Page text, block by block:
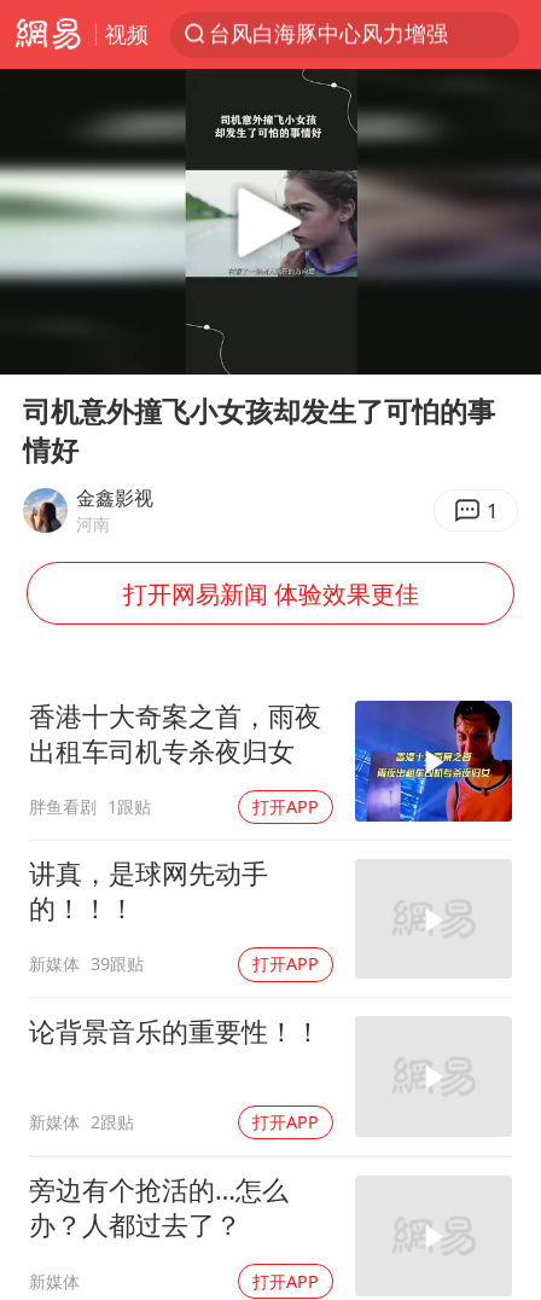
视频
台风白海豚中心风力增强
上半年我国机械工业经济运行稳中有进
向鹏0-3不敌张本智和
国防部回应日本试射“战斧”导弹
泉州市委书记张毅恭被查
佛山通报笔试前13被淘汰后5名进体检
“立秋的第一杯奶茶”又爆单了
陈幸同晋级WTT横滨冠军赛8强
泰国枪击案凶手先杀祖父母后行凶
超颖电子拟投资20.86亿建设新项目
国防部：中国军队坚决反制任何闹海挑衅图谋
女儿为争财产堵门阻挠父亲出殡
公司“上四休三”但要降薪1000元
Play
司机意外撞飞小女孩却发生了可怕的事
情好
金鑫影视
河南 1
打开网易新闻 体验效果更佳
香港十大奇案之首，雨夜
出租车司机专杀夜归女
胖鱼看剧 1跟贴 打开APP
讲真，是球网先动手
的！！！
新媒体 39跟贴 打开APP
论背景音乐的重要性！！
新媒体 2跟贴 打开APP
旁边有个抢活的…怎么
办？人都过去了？
新媒体 打开APP